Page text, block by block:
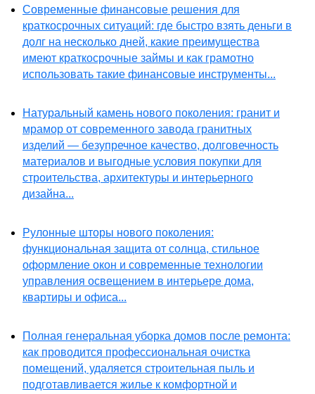
Современные финансовые решения для
краткосрочных ситуаций: где быстро взять деньги в
долг на несколько дней, какие преимущества
имеют краткосрочные займы и как грамотно
использовать такие финансовые инструменты...
Натуральный камень нового поколения: гранит и
мрамор от современного завода гранитных
изделий — безупречное качество, долговечность
материалов и выгодные условия покупки для
строительства, архитектуры и интерьерного
дизайна...
Рулонные шторы нового поколения:
функциональная защита от солнца, стильное
оформление окон и современные технологии
управления освещением в интерьере дома,
квартиры и офиса...
Полная генеральная уборка домов после ремонта:
как проводится профессиональная очистка
помещений, удаляется строительная пыль и
подготавливается жилье к комфортной и